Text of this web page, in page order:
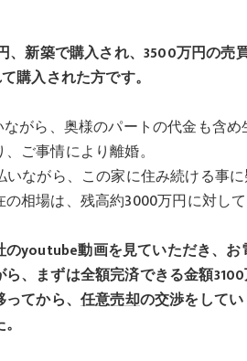
、新築で購入され、3500万円の売
購入された方です。
がら、奥様のパートの代金も含め
ご事情により離婚。
ながら、この家に住み続ける事に
相場は、残高約3000万円に対し
youtube動画を見ていただき、お
、まずは全額完済できる金額3100
ってから、任意売却の交渉をしてい